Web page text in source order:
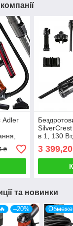
Adler
13
₴
в 1, 130
система,
3 399,20
та новинки
–20%